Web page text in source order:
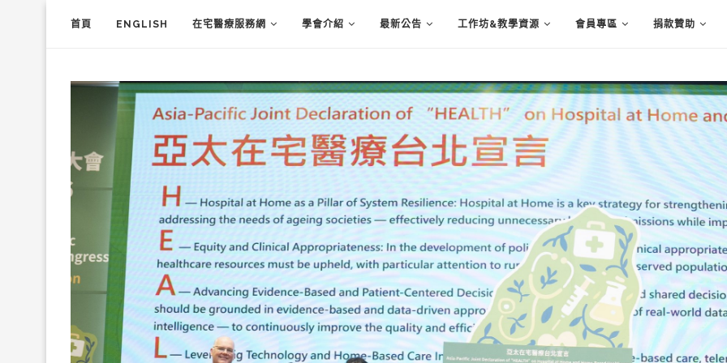
首頁 ENGLISH 在宅醫療服務網 學會介紹 最新公告 工作坊&教學資源 會員專區 捐款贊助